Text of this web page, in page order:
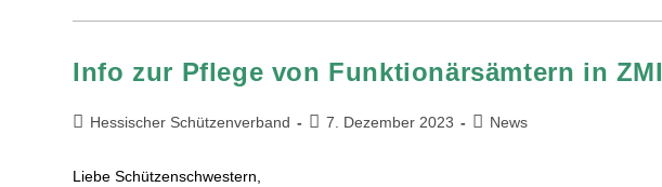
Info zur Pflege von Funktionärsämtern in ZMI
Hessischer Schützenverband 7. Dezember 2023 News
Liebe Schützenschwestern,